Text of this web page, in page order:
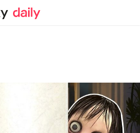
Blog oficial da Kaspersky